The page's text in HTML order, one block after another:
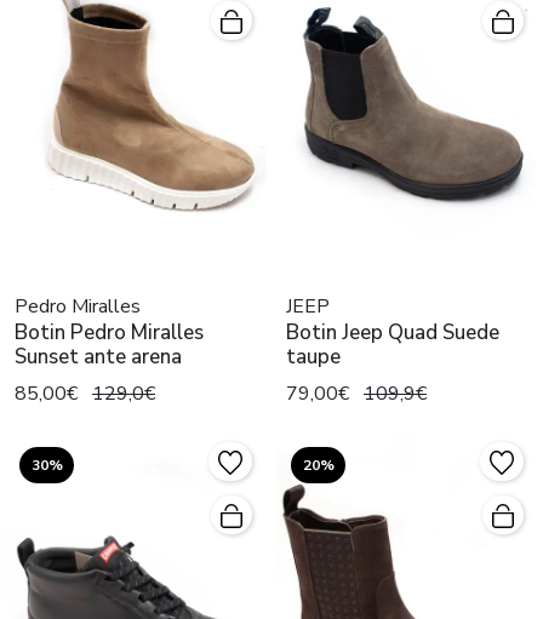
Pedro Miralles
Botin Pedro Miralles
Sunset ante arena
85,00€ 129,0€
JEEP
Botin Jeep Quad Suede
taupe
79,00€ 109,9€
30% 20%